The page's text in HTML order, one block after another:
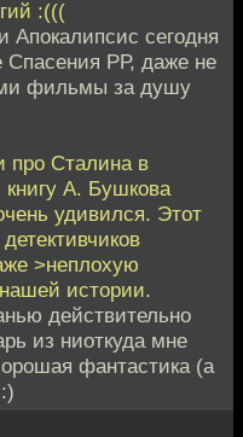
:(((
Апокалипсис сегодня
Спасения РР, даже не
фильмы за душу
Сталина в
книгу А. Бушкова
удивился. Этот
>неплохую
истории.
действительно
из ниоткуда мне
фантастика (а